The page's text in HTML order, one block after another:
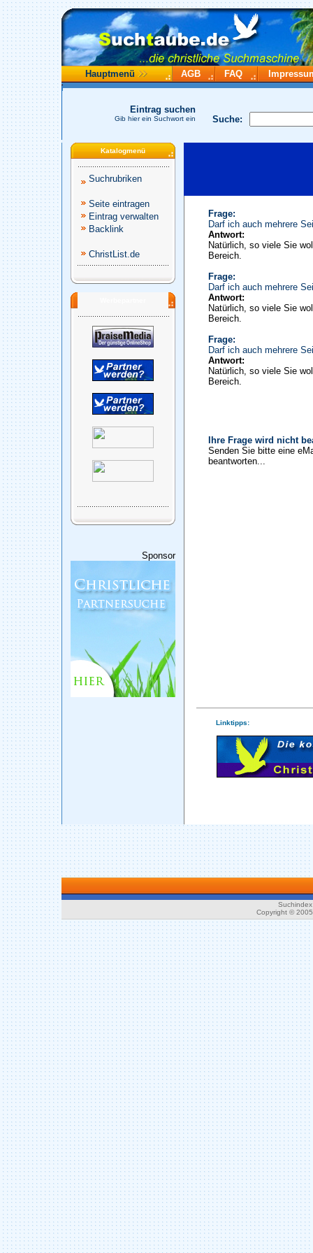
Hauptmenü AGB FAQ
Suche:
Eintrag suchen
Gib hier ein Suchwort ein
Katalogmenü
Suchrubriken
Seite eintragen
Eintrag verwalten
Backlink
ChristList.de
Sponsor
Frage:
Darf ich auch mehrere
Antwort:
Natürlich, so viele Sie
Bereich.
Frage:
Darf ich auch mehrere
Antwort:
Natürlich, so viele Sie
Bereich.
Frage:
Darf ich auch mehrere
Antwort:
Natürlich, so viele Sie
Bereich.
Ihre Frage wird nicht
Senden Sie bitte eine
beantworten...
Linktipps:
Copyright ©